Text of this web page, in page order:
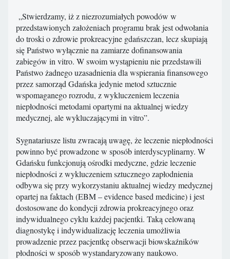
„Stwierdzamy, iż z niezrozumiałych powodów w
przedstawionych założeniach programu brak jest odwołania
do troski o zdrowie prokreacyjne gdańszczan, lecz skupiają
się Państwo wyłącznie na zamiarze dofinansowania
zabiegów in vitro. W swoim wystąpieniu nie przedstawili
Państwo żadnego uzasadnienia dla wspierania finansowego
przez samorząd Gdańska jedynie metod sztucznie
wspomaganego rozrodu, z wykluczeniem leczenia
niepłodności metodami opartymi na aktualnej wiedzy
medycznej, ale wykluczającymi in vitro”.
Sygnatariusze listu zwracają uwagę, że leczenie niepłodności
powinno być prowadzone w sposób interdyscyplinarny. W
Gdańsku funkcjonują ośrodki medyczne, gdzie leczenie
niepłodności z wykluczeniem sztucznego zapłodnienia
odbywa się przy wykorzystaniu aktualnej wiedzy medycznej
opartej na faktach (EBM – evidence based medicine) i jest
dostosowane do kondycji zdrowia prokreacyjnego oraz
indywidualnego cyklu każdej pacjentki. Taką celowaną
diagnostykę i indywidualizację leczenia umożliwia
prowadzenie przez pacjentkę obserwacji biowskaźników
płodności w sposób wystandaryzowany naukowo.